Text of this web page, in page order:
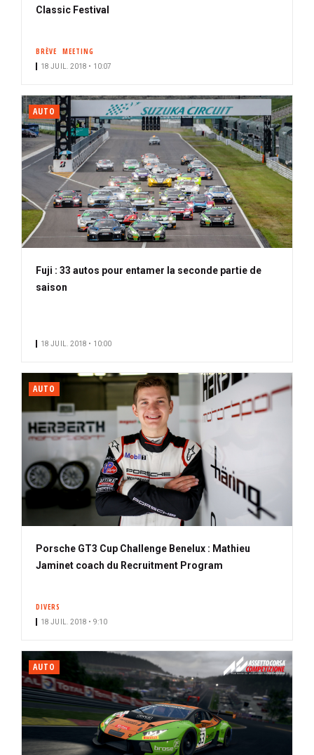
Classic Festival
BRÈVE MEETING
18 JUIL. 2018 • 10:07
AUTO
Fuji : 33 autos pour entamer la seconde partie de
saison
18 JUIL. 2018 • 10:00
AUTO
Porsche GT3 Cup Challenge Benelux : Mathieu
Jaminet coach du Recruitment Program
DIVERS
18 JUIL. 2018 • 9:10
AUTO